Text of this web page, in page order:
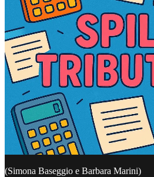
(Simona Baseggio e Barbara Marini)